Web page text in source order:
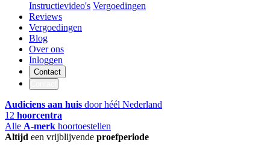
Instructievideo's Vergoedingen
Reviews
Vergoedingen
Blog
Over ons
Inloggen
Contact
Audiciens aan huis door héél Nederland
12 hoorcentra
Alle A-merk hoortoestellen
Altijd een vrijblijvende proefperiode